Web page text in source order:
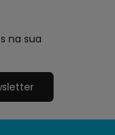
na sua